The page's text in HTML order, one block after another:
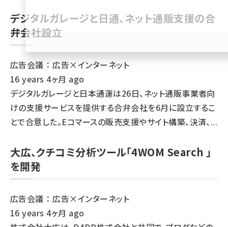
llmo (1167)
デジタルガレージと日通、ネット通販支援の合
弁会社設立
広告会議 ： 広告×インターネット
16 years 4ヶ月 ago
デジタルガレージと日本通運は26日、ネット通販事業者向
けの支援サービスを提供する合弁会社を6月に設立するこ
とで合意した。Eコマースの販売支援やサイト構築、決済、...
大広、クチコミ分析ツール「4WOM Search 」
を開発
広告会議 ： 広告×インターネット
16 years 4ヶ月 ago